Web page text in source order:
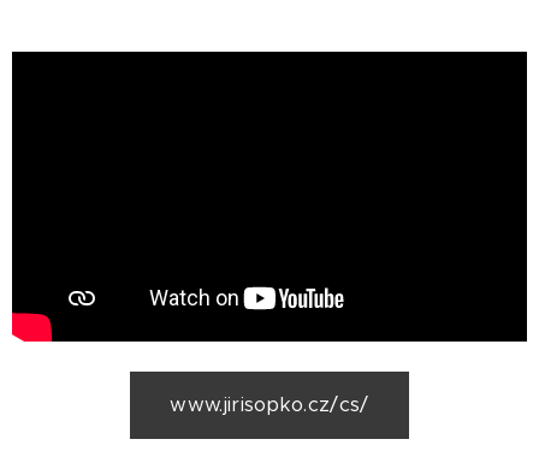
www.jirisopko.cz/cs/